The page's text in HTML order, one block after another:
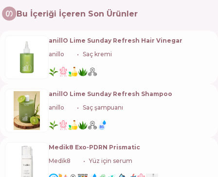
Bu İçeriği İçeren Son Ürünler
anillO Lime Sunday Refresh Hair Vinegar
anillo
Saç kremi
anillO Lime Sunday Refresh Shampoo
anillo
Saç şampuanı
Medik8 Exo-PDRN Prismatic
Medik8
Yüz için serum